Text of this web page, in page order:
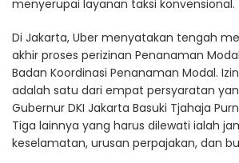
menyerupai layanan taksi konvensional.
Di Jakarta, Uber menyatakan tengah
akhir proses perizinan Penanaman
Badan Koordinasi Penanaman Modal.
adalah satu dari empat persyaratan
Gubernur DKI Jakarta Basuki Tjahaja
Tiga lainnya yang harus dilewati ialah
keselamatan, urusan perpajakan, dan